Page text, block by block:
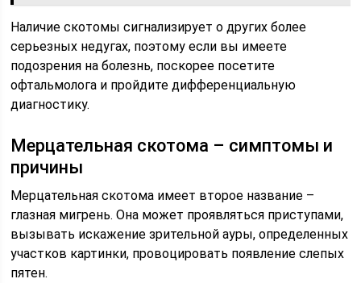
Наличие скотомы сигнализирует о других более
серьезных недугах, поэтому если вы имеете
подозрения на болезнь, поскорее посетите
офтальмолога и пройдите дифференциальную
диагностику.
Мерцательная скотома – симптомы и
причины
Мерцательная скотома имеет второе название –
глазная мигрень. Она может проявляться приступами,
вызывать искажение зрительной ауры, определенных
участков картинки, провоцировать появление слепых
пятен.